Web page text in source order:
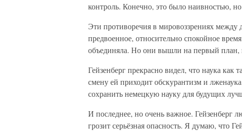
контроль. Конечно, это было наивностью,
Эти противоречия в мировоззрениях
предвоенное, относительно спокойное
объединяла. Но они вышли на первый план,
Гейзенберг прекрасно видел, что наука как
смену ей приходит обскурантизм и
сохранить немецкую науку для будущих
И последнее, но очень важное. Гейзенберг
грозит серьёзная опасность. Я думаю, что